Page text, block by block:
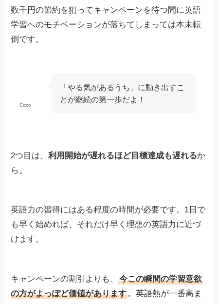
数千円の節約を狙ってキャンペーンを待つ間に英語
学習へのモチベーションが落ちてしまっては本末転
倒です。
Coco
「やる気があるうち」に動き出すこ
とが継続の第一歩だよ！
2つ目は、利用開始が遅れるほど目標達成も遅れるか
ら。
英語力の習得にはある程度の時間が必要です。1日で
も早く始めれば、それだけ早く理想の英語力に近づ
けます。
キャンペーンの割引よりも、今この瞬間の学習意欲
の方がよっぽど価値があります。英語熱が一番高ま